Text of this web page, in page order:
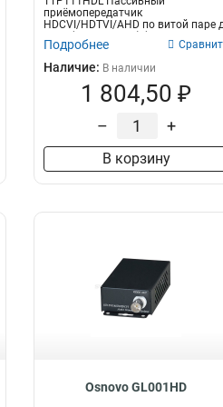
FC 9
HDCVI/
Видео 18
HDCVI/
27
12V/1A 2
приёмопередатчик
HDCVI/HDTVI/AHD по витой паре
500м(HDCVI/720p) (в паре...
Подробнее
Наличие: В наличии
1 804,50 ₽
– +
В корзину
Osnovo GL001HD